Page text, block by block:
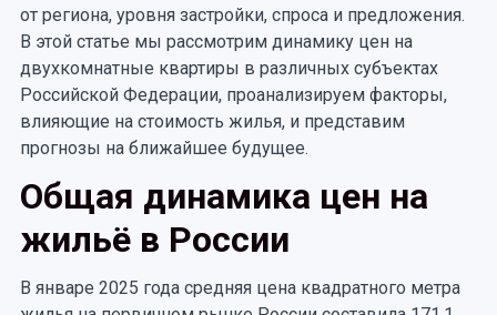
от региона, уровня застройки, спроса и предложения.
В этой статье мы рассмотрим динамику цен на
двухкомнатные квартиры в различных субъектах
Российской Федерации, проанализируем факторы,
влияющие на стоимость жилья, и представим
прогнозы на ближайшее будущее.
Общая динамика цен на
жильё в России
В январе 2025 года средняя цена квадратного метра